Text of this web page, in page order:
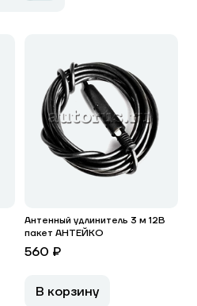
Антенный удлинитель 3 м 12В
пакет АНТЕЙКО
560 ₽
В корзину